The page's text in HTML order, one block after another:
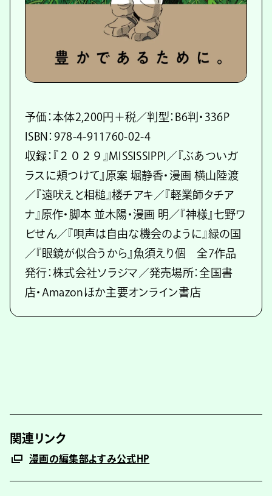
予価：本体2,200円＋税／判型：B6判・336P
ISBN：978-4-911760-02-4
収録：『２０２９』MISSISSIPPI／『ぶあついガ
ラスに頬つけて』原案 堀静香・漫画 横山陸渡
／『遠吠えと相槌』楼チアキ／『軽業師タチア
ナ』原作・脚本 並木陽・漫画 明／『神様』七野ワ
ビせん／『唄声は自由な機会のように』緑の国
／『眼鏡が似合うから』魚須えり個 全7作品
発行：株式会社ソラジマ／発売場所：全国書
店・Amazonほか主要オンライン書店
関連リンク
漫画の編集部よすみ公式HP